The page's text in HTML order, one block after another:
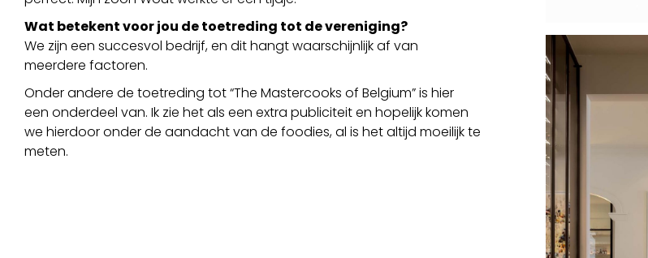
Wat betekent voor jou de toetreding tot de vereniging?
We zijn een succesvol bedrijf, en dit hangt waarschijnlijk af van
meerdere factoren.
Onder andere de toetreding tot “The Mastercooks of Belgium” is hier
een onderdeel van. Ik zie het als een extra publiciteit en hopelijk komen
we hierdoor onder de aandacht van de foodies, al is het altijd moeilijk te
meten.